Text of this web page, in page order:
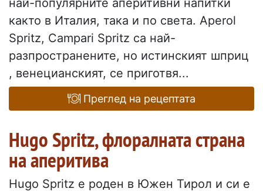
най-популярните аперитивни напитки
както в Италия, така и по света. Aperol
Spritz, Campari Spritz са най-
разпространените, но истинският шприц
, венецианският, се приготвя...
Преглед на рецептата
Hugo Spritz, флоралната страна
на аперитива
Hugo Spritz е роден в Южен Тирол и си е